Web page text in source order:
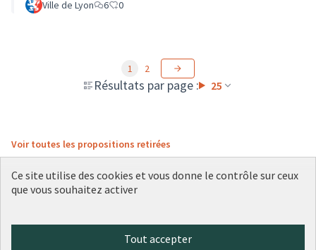
Ville de Lyon 6 0
Résultats par page : 25
1 2
Voir toutes les propositions retirées
Ce site utilise des cookies et vous donne le contrôle sur ceux
que vous souhaitez activer
Tout accepter